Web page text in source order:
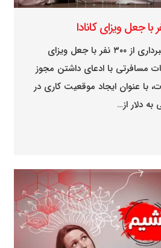
قسمت دوازدهم: کلاهبرداری از ۳۰۰ نفر با جعل ویزای
مسافرتی با ادعای داشتن مجوز
با عنوان ایجاد موقعیت کاری در
به دلار از…